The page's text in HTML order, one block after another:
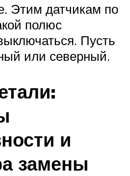
Этим датчикам по
полюс
Пусть
или северный.
и
замены